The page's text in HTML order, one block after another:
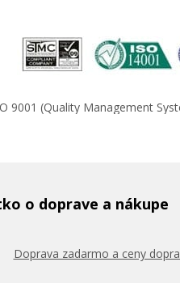
9001 (Quality Management
o doprave a nákupe
Doprava zadarmo a ceny